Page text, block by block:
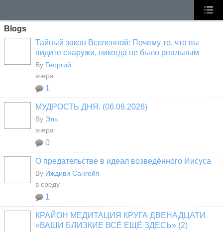
Blogs
Тайный закон Вселенной: Почему то, что вы
видите снаружи, никогда не было реальным
By Георгий
вчера
1
МУДРОСТЬ ДНЯ. (06.08.2026)
By Эль
вчера
0
О предательстве в идеал возведённого Иисуса
By Иждиви Сангойя
в среду
1
КРАЙОН МЕДИТАЦИЯ КРУГА ДВЕНАДЦАТИ
«ВАШИ БЛИЗКИЕ ВСЁ ЕЩЁ ЗДЕСЬ» (2)